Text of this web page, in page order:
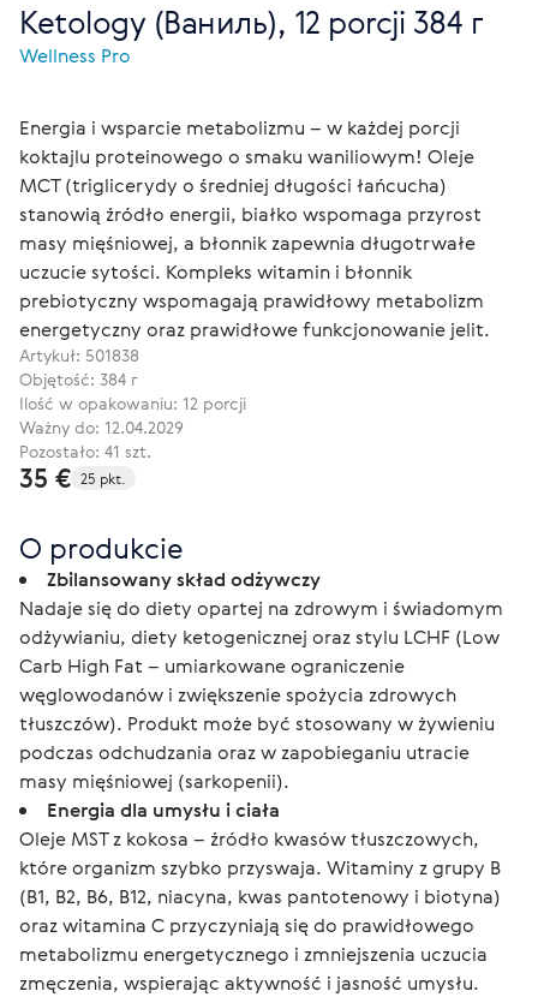
Ketology (Ваниль), 12 porcji 384 г
Wellness Pro
Energia i wsparcie metabolizmu – w każdej porcji
koktajlu proteinowego o smaku waniliowym! Oleje
MCT (triglicerydy o średniej długości łańcucha)
stanowią źródło energii, białko wspomaga przyrost
masy mięśniowej, a błonnik zapewnia długotrwałe
uczucie sytości. Kompleks witamin i błonnik
prebiotyczny wspomagają prawidłowy metabolizm
energetyczny oraz prawidłowe funkcjonowanie jelit.
Artykuł: 501838
Objętość: 384 г
Ilość w opakowaniu: 12 porcji
Ważny do: 12.04.2029
Pozostało: 41 szt.
35 € 25 pkt.
O produkcie
Zbilansowany skład odżywczy
Nadaje się do diety opartej na zdrowym i świadomym
odżywianiu, diety ketogenicznej oraz stylu LCHF (Low
Carb High Fat – umiarkowane ograniczenie
węglowodanów i zwiększenie spożycia zdrowych
tłuszczów). Produkt może być stosowany w żywieniu
podczas odchudzania oraz w zapobieganiu utracie
masy mięśniowej (sarkopenii).
Energia dla umysłu i ciała
Oleje MST z kokosa – źródło kwasów tłuszczowych,
które organizm szybko przyswaja. Witaminy z grupy B
(B1, B2, B6, B12, niacyna, kwas pantotenowy i biotyna)
oraz witamina C przyczyniają się do prawidłowego
metabolizmu energetycznego i zmniejszenia uczucia
zmęczenia, wspierając aktywność i jasność umysłu.